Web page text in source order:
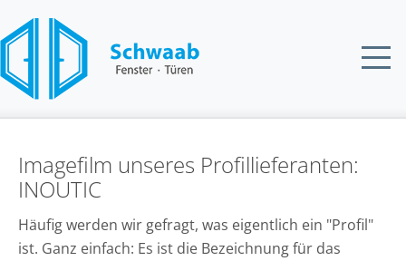
Imagefilm unseres Profillieferanten:
INOUTIC
Häufig werden wir gefragt, was eigentlich ein "Profil"
ist. Ganz einfach: Es ist die Bezeichnung für das